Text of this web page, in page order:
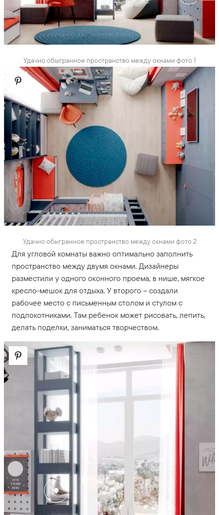
Удачно обыгранное пространство между окнами фото 1
Удачно обыгранное пространство между окнами фото 2
Для угловой комнаты важно оптимально заполнить
пространство между двумя окнами. Дизайнеры
разместили у одного оконного проема, в нише, мягкое
кресло-мешок для отдыха. У второго – создали
рабочее место с письменным столом и стулом с
подлокотниками. Там ребенок может рисовать, лепить,
делать поделки, заниматься творчеством.